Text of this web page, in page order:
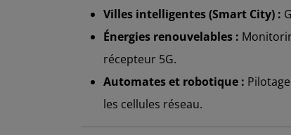
Villes intelligentes (Smart City) :
Énergies renouvelables :
récepteur 5G.
Automates et robotique :
les cellules réseau.